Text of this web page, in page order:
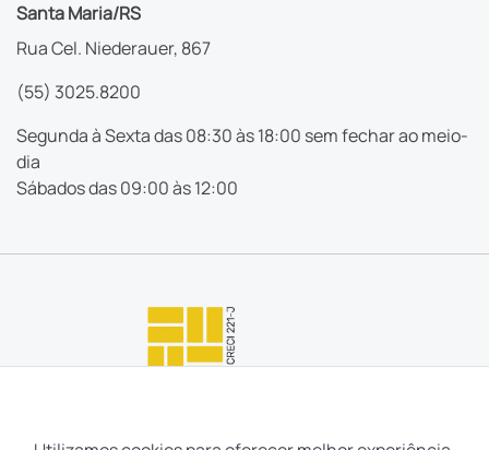
Santa Maria/RS
Rua Cel. Niederauer, 867
(55) 3025.8200
Segunda à Sexta das 08:30 às 18:00 sem fechar ao meio-
dia
Sábados das 09:00 às 12:00